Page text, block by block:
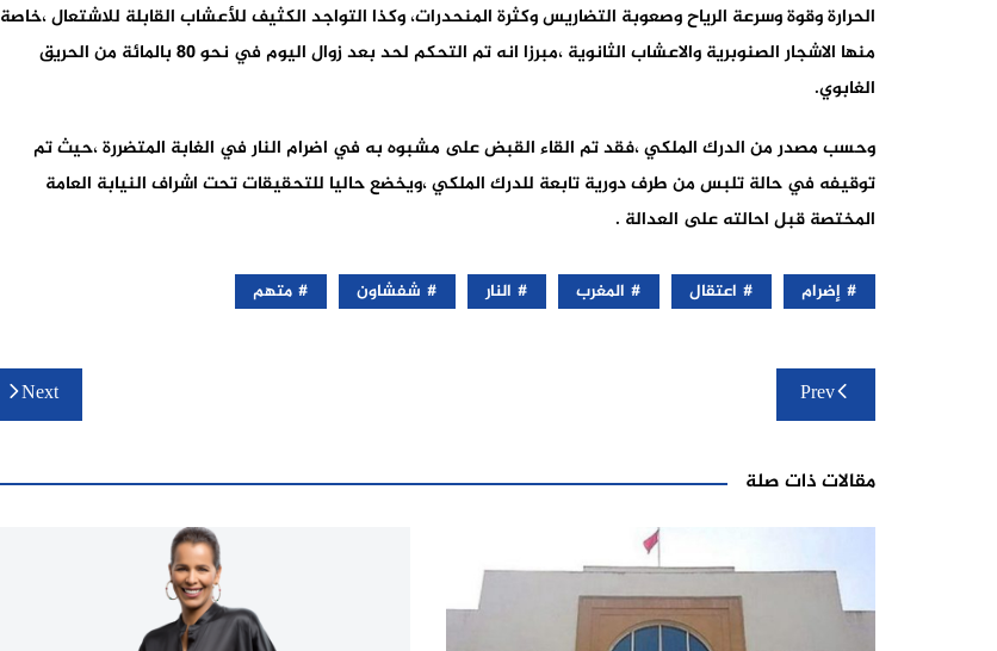
الحرارة وقوة وسرعة الرياح وصعوبة التضاريس وكثرة المنحدرات، وكذا التواجد الكثيف للأعشاب القابلة للاشتعال ،خاصة
منها الاشجار الصنوبرية والاعشاب الثانوية ،مبرزا انه تم التحكم لحد بعد زوال اليوم في نحو 80 بالمائة من الحريق
الغابوي.
وحسب مصدر من الدرك الملكي ،فقد تم القاء القبض على مشبوه به في اضرام النار في الغابة المتضررة ،حيث تم
توقيفه في حالة تلبس من طرف دورية تابعة للدرك الملكي ،ويخضع حاليا للتحقيقات تحت اشراف النيابة العامة
المختصة قبل احالته على العدالة .
إضرام اعتقال المغرب النار شفشاون متهم
تصفّح
المقالات
Prev
Next
مقالات ذات صلة